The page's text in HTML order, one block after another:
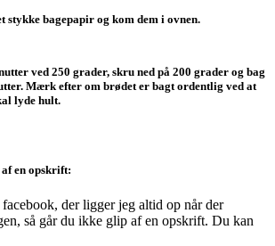
stykke bagepapir og kom dem i ovnen.
ved 250 grader, skru ned på 200 grader og bag
Mærk efter om brødet er bagt ordentlig ved at
lyde hult.
en opskrift:
der ligger jeg altid op når der
så går du ikke glip af en opskrift. Du kan